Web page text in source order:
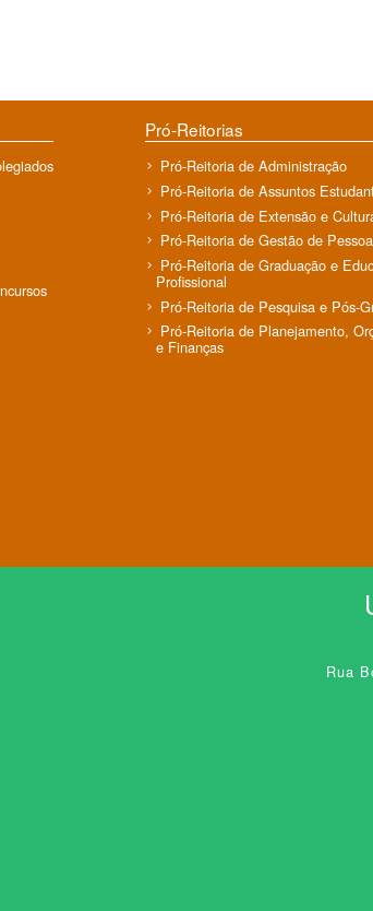
Pró-Reitorias
Pró-Reitoria de Administração
Pró-Reitoria de Assuntos
Pró-Reitoria de Extensão e
Pró-Reitoria de Gestão de
Pró-Reitoria de Graduação e
Profissional
Pró-Reitoria de Pesquisa e Pós-
Pró-Reitoria de Planejamento,
e Finanças
Rua